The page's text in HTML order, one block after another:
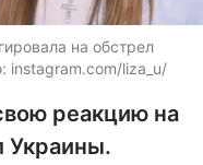
на обстрел
instagram.com/liza_u/
реакцию на
Украины.